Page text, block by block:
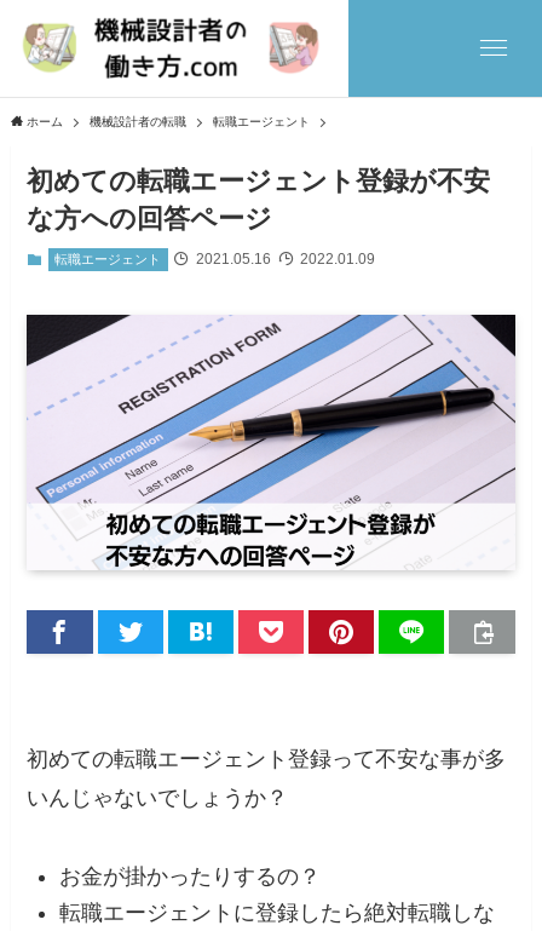
ホーム 機械設計者の転職 転職エージェント
初めての転職エージェント登録が不安
な方への回答ページ
転職エージェント 2021.05.16 2022.01.09
初めての転職エージェント登録って不安な事が多
いんじゃないでしょうか？
お金が掛かったりするの？
転職エージェントに登録したら絶対転職しな